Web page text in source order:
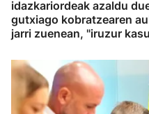
idazkariordeak azaldu
gutxiago kobratzearen
jarri zuenean, "iruzur